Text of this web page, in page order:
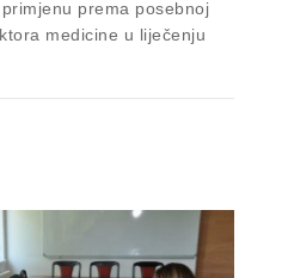
prema posebnoj
medicine u liječenju